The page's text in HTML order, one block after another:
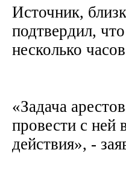
Источник,
подтвердил,
несколько часов
«Задача
провести с ней
действия», -